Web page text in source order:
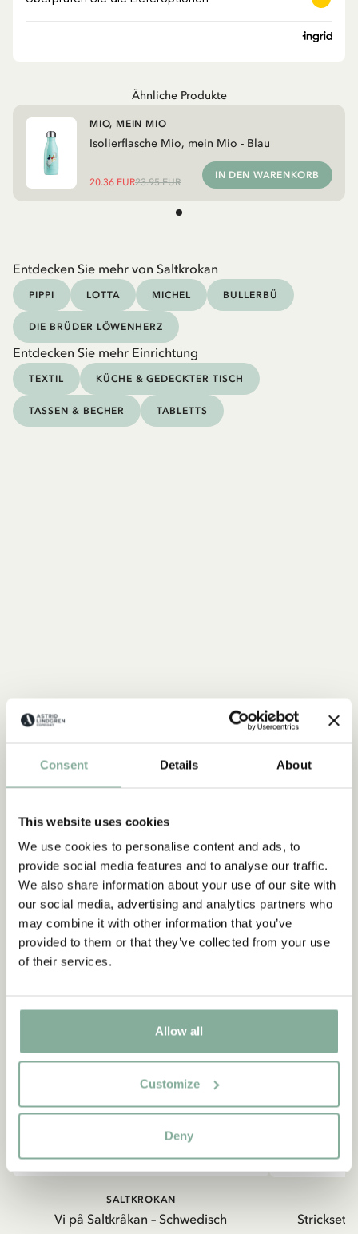
Consent Details About
This website uses cookies
We use cookies to personalise content and ads, to
provide social media features and to analyse our traffic.
We also share information about your use of our site with
our social media, advertising and analytics partners who
may combine it with other information that you’ve
provided to them or that they’ve collected from your use
of their services.
Allow all
Customize
Deny
Ähnliche Produkte
Isolierflasche Mio, mein Mio - Blau
MIO, MEIN MIO
20.36 EUR23.95 EUR
IN DEN WARENKORB
Entdecken Sie mehr von Saltkrokan
PIPPI LOTTA MICHEL BULLERBÜ
DIE BRÜDER LÖWENHERZ
Entdecken Sie mehr Einrichtung
TEXTIL KÜCHE & GEDECKTER TISCH
TASSEN & BECHER TABLETTS
Alles Über Saltkrokan
Vi på Saltkråkan – Schwedisch
SALTKROKAN
Strickset